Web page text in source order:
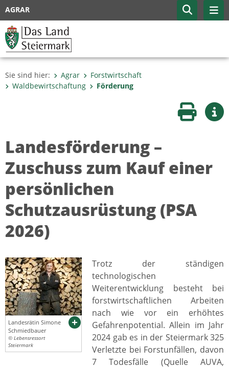
AGRAR
Sie sind hier: Agrar
Forstwirtschaft
Waldbewirtschaftung
Förderung
Seite
Landesförderung –
Zuschuss zum Kauf einer
persönlichen
Schutzausrüstung (PSA
2026)
Landesrätin Simone
Schmiedbauer
© Lebensressort
Steiermark
Trotz der ständigen
technologischen
Weiterentwicklung besteht bei
forstwirtschaftlichen Arbeiten
nach wie vor ein erhöhtes
Gefahrenpotential. Allein im Jahr
2024 gab es in der Steiermark 325
Verletzte bei Forstunfällen, davon
7 Todesfälle (Quelle AUVA,